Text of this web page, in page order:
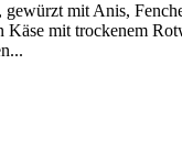
mit Anis,
Käse mit trockenem